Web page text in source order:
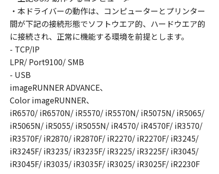
起因または関連してお客様と第三者との間に生
じたいかなる紛争についても、一切責任を負わ
ないものとします。
８．契約期間
(1) 本契約書は、お客様が、『同意』を示す下
記のボタンをクリックした時点、または「本ソ
フトウェア」をインストールした時点で発効
し、下記(2)または(3)により終了されるまで有
効に存続します。
(2) お客様は、「本ソフトウェア」およびその
複製物のすべてを廃棄および消去することによ
り、本契約書を終了させることができます。
(3) お客様が本契約書のいずれかの条項に違反
した場合、本契約書は直ちに終了します。
(4) お客様は、上記(3)によって本契約書が終了
・本ドライバーの動作は、コンピューターとプリンター
間が下記の接続形態でソフトウエア的、ハードウエア的
に接続され、正常に機能する環境を前提とします。
- TCP/IP
LPR/ Port9100/ SMB
- USB
imageRUNNER ADVANCE、
Color imageRUNNER、
iR6570/ iR6570N/ iR5570/ iR5570N/ iR5075N/ iR5065/
iR5065N/ iR5055/ iR5055N/ iR4570/ iR4570F/ iR3570/
iR3570F/ iR2870/ iR2870F/ iR2270/ iR2270F/ iR3245/
iR3245F/ iR3235/ iR3235F/ iR3225/ iR3225F/ iR3045/
iR3045F/ iR3035/ iR3035F/ iR3025/ iR3025F/ iR2230F